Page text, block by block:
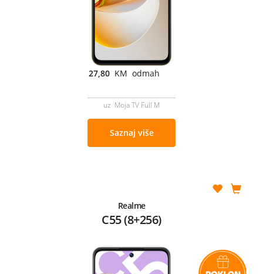
27,80 KM odmah
uz Moja TV Full M
Saznaj više
Realme
C55 (8+256)